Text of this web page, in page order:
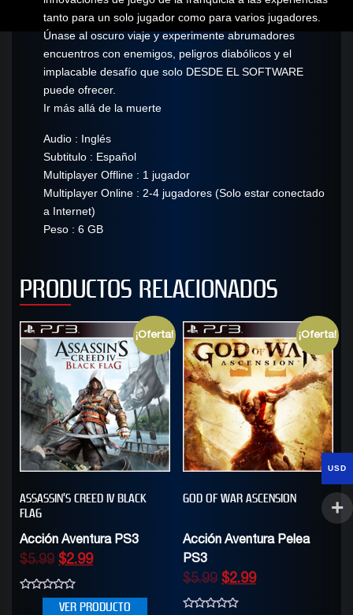
tanto para un solo jugador como para varios jugadores.
Únase al oscuro viaje y experimente abrumadores
encuentros con enemigos, peligros diabólicos y el
implacable desafío que solo DESDE EL SOFTWARE
puede ofrecer.
Ir más allá de la muerte
Audio : Inglés
Subtitulo : Español
Multiplayer Offline : 1 jugador
Multiplayer Online : 2-4 jugadores (Solo estar conectado
a Internet)
Peso : 6 GB
PRODUCTOS RELACIONADOS
¡Oferta!
ASSASSIN’S CREED IV BLACK
FLAG
Acción Aventura PS3
$5.99 $2.99
VER PRODUCTO
¡Oferta!
GOD OF WAR ASCENSION
Acción Aventura Pelea
PS3
$5.99 $2.99
USD